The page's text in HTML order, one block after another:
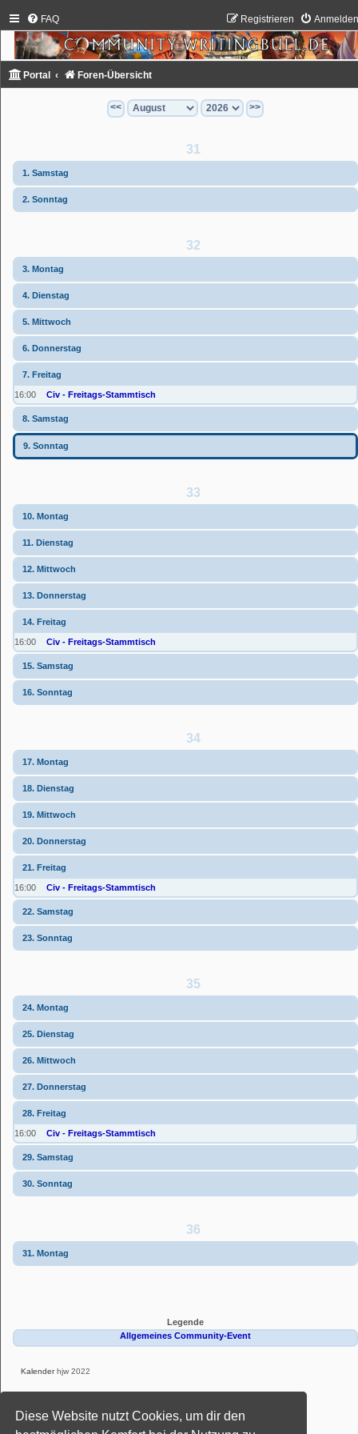
Diese Website nutzt Cookies, um dir den
FAQ Registrieren
Portal Foren-Übersicht
<< >>
31
1. Samstag
2. Sonntag
32
3. Montag
4. Dienstag
5. Mittwoch
6. Donnerstag
7. Freitag
16:00 Civ - Freitags-Stammtisch
8. Samstag
9. Sonntag
33
10. Montag
11. Dienstag
12. Mittwoch
13. Donnerstag
14. Freitag
16:00 Civ - Freitags-Stammtisch
15. Samstag
16. Sonntag
34
17. Montag
18. Dienstag
19. Mittwoch
20. Donnerstag
21. Freitag
16:00 Civ - Freitags-Stammtisch
22. Samstag
23. Sonntag
35
24. Montag
25. Dienstag
26. Mittwoch
27. Donnerstag
28. Freitag
16:00 Civ - Freitags-Stammtisch
29. Samstag
30. Sonntag
36
31. Montag
Legende
Allgemeines Community-Event
Kalenderhjw 2022
Deutsche Übersetzung durch phpBB.de